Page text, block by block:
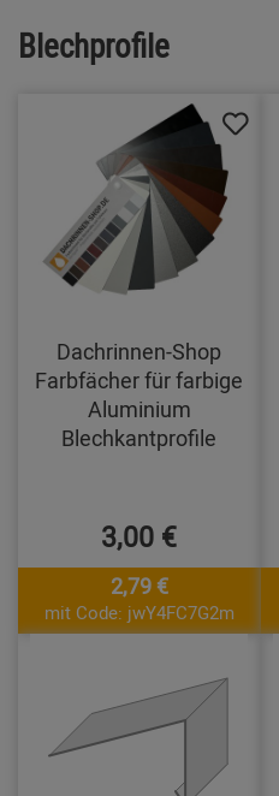
Blechprofile
Dachrinnen-Shop
Farbfächer für farbige
Aluminium
Blechkantprofile
3,00 €
2,79 €
mit Code: jwY4FC7G2m